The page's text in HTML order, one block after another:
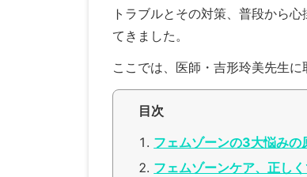
トラブルとその対策、普段から
てきました。
ここでは、医師・吉形玲美先生
目次
フェムゾーンの3大悩みの
フェムゾーンケア、正し